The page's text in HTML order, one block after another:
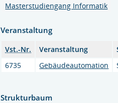
Masterstudiengang Informatik
Veranstaltung
Vst.-Nr. Veranstaltung
6735
Gebäudeautomation
Strukturbaum